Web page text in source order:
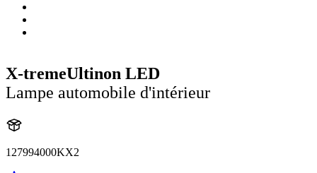
X-tremeUltinon LED
Lampe automobile d'intérieur
127994000KX2